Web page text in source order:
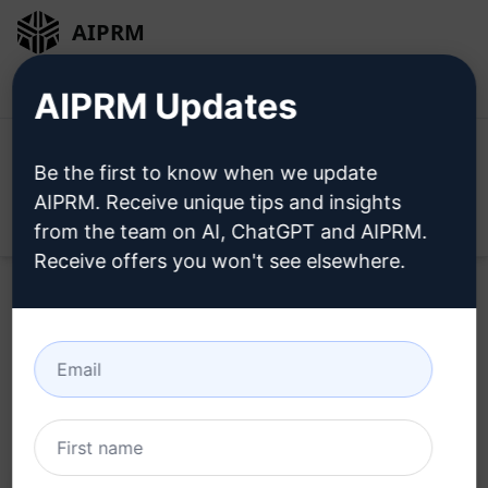
AIPRM
Home / AI Prompts / SEO Prompts / Writing Prompts
Írj a legjobb SEO optimalizált cikket
375
0 232
AIPRM Updates
Be the first to know when we update
AIPRM. Receive unique tips and insights
from the team on AI, ChatGPT and AIPRM.
Receive offers you won't see elsewhere.